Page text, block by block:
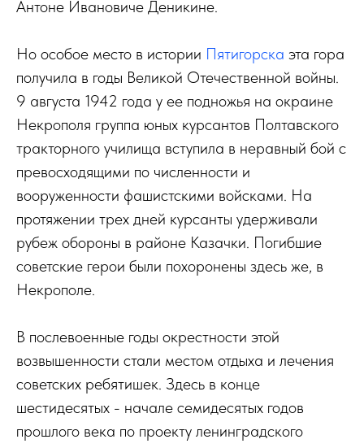
Антоне Ивановиче Деникине.
Но особое место в истории Пятигорска эта гора
получила в годы Великой Отечественной войны.
9 августа 1942 года у ее подножья на окраине
Некрополя группа юных курсантов Полтавского
тракторного училища вступила в неравный бой с
превосходящими по численности и
вооруженности фашистскими войсками. На
протяжении трех дней курсанты удерживали
рубеж обороны в районе Казачки. Погибшие
советские герои были похоронены здесь же, в
Некрополе.
В послевоенные годы окрестности этой
возвышенности стали местом отдыха и лечения
советских ребятишек. Здесь в конце
шестидесятых - начале семидесятых годов
прошлого века по проекту ленинградского